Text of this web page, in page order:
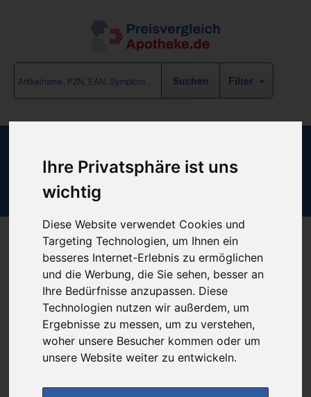
Ihre Privatsphäre ist uns
wichtig
Diese Website verwendet Cookies und
Targeting Technologien, um Ihnen ein
besseres Internet-Erlebnis zu ermöglichen
und die Werbung, die Sie sehen, besser an
Ihre Bedürfnisse anzupassen. Diese
Technologien nutzen wir außerdem, um
Ergebnisse zu messen, um zu verstehen,
woher unsere Besucher kommen oder um
unsere Website weiter zu entwickeln.
Filter
Sanabelle Absaugkatheter L 30cm
Produkt empfehlen
Kein Preis bekannt
Das gewünschte Produkt ist derzeit bei keinem unserer Partner
erhältlich.